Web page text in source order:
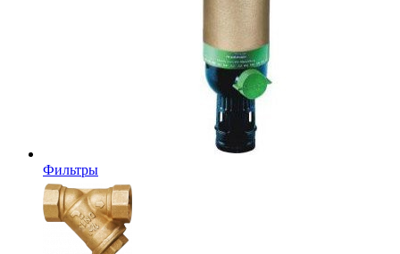
Фильтры